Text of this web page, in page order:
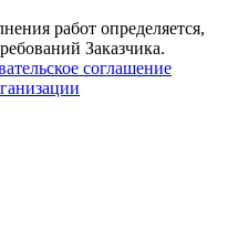
работ определяется,
Заказчика.
соглашение